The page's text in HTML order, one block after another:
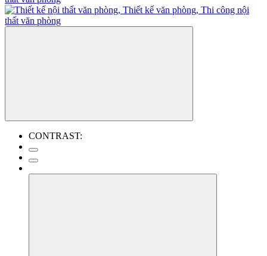
CONTRAST: